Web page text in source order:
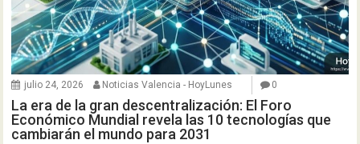
julio 24, 2026 Noticias Valencia - HoyLunes 0
La era de la gran descentralización: El Foro
Económico Mundial revela las 10 tecnologías que
cambiarán el mundo para 2031